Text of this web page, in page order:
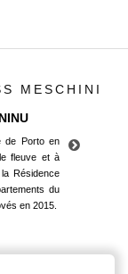
MESCHINI
de Porto en
fleuve et à
Résidence
du
en 2015.
fleuve et à